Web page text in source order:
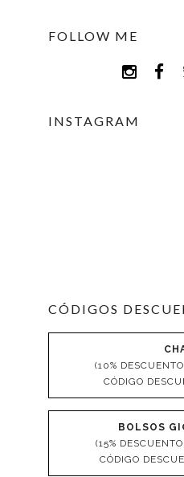
FOLLOW ME
INSTAGRAM
CÓDIGOS
(10%
CÓDIGO
BOLSOS
(15%
CÓDIGO